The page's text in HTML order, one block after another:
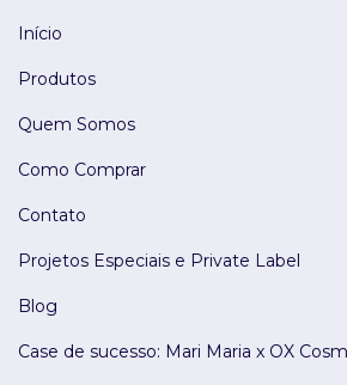
Início
Produtos
Quem Somos
Como Comprar
Contato
Projetos Especiais e Private Label
Blog
Case de sucesso: Mari Maria x OX